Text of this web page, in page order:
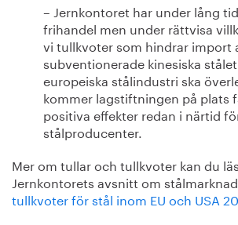
– Jernkontoret har under lång
frihandel men under rättvisa
vi tullkvoter som hindrar import
subventionerade kinesiska
europeiska stålindustri ska
kommer lagstiftningen på plats
positiva effekter redan i närtid
stålproducenter.
Mer om tullar och tullkvoter kan du
Jernkontorets avsnitt om
tullkvoter för stål inom EU och USA